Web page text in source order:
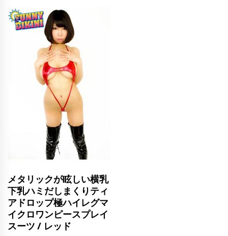
メタリックが眩しい横乳
下乳ハミだしまくりティ
アドロップ極ハイレグマ
イクロワンピースプレイ
スーツ / レッド